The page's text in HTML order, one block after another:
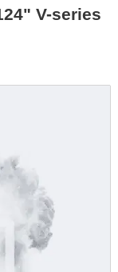
V-series